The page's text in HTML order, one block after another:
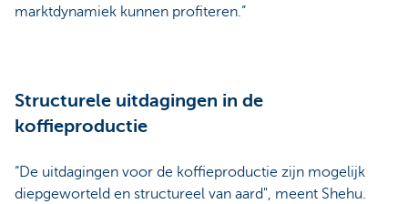
marktdynamiek kunnen profiteren.”
Structurele uitdagingen in de
koffieproductie
“De uitdagingen voor de koffieproductie zijn mogelijk
diepgeworteld en structureel van aard", meent Shehu.